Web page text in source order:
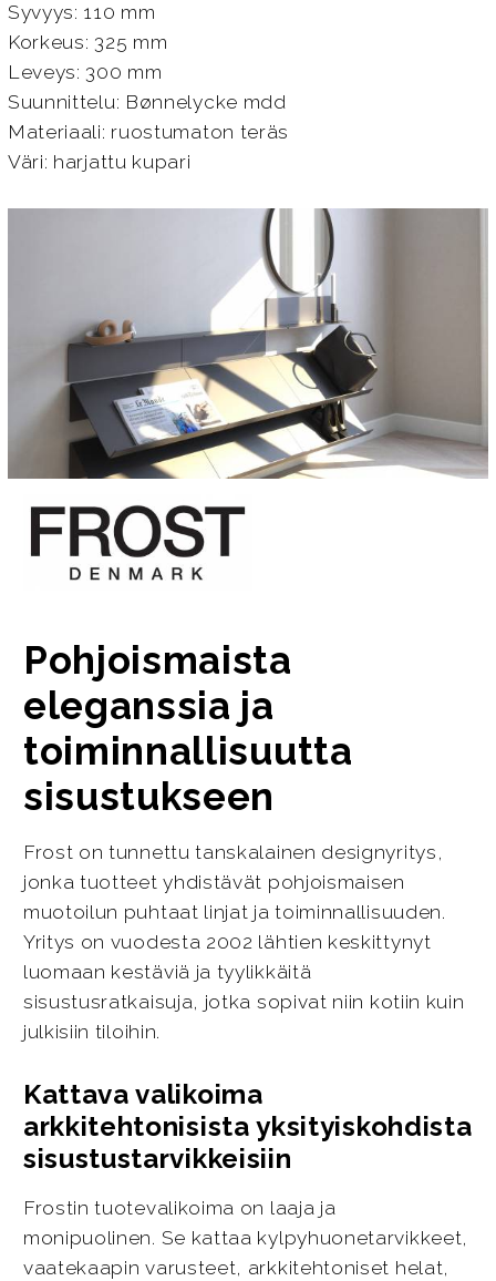
Syvyys: 110 mm
Korkeus: 325 mm
Leveys: 300 mm
Suunnittelu: Bønnelycke mdd
Materiaali: ruostumaton teräs
Väri: harjattu kupari
Pohjoismaista
eleganssia ja
toiminnallisuutta
sisustukseen
Frost on tunnettu tanskalainen designyritys,
jonka tuotteet yhdistävät pohjoismaisen
muotoilun puhtaat linjat ja toiminnallisuuden.
Yritys on vuodesta 2002 lähtien keskittynyt
luomaan kestäviä ja tyylikkäitä
sisustusratkaisuja, jotka sopivat niin kotiin kuin
julkisiin tiloihin.
Kattava valikoima
arkkitehtonisista yksityiskohdista
sisustustarvikkeisiin
Frostin tuotevalikoima on laaja ja
monipuolinen. Se kattaa kylpyhuonetarvikkeet,
vaatekaapin varusteet, arkkitehtoniset helat,